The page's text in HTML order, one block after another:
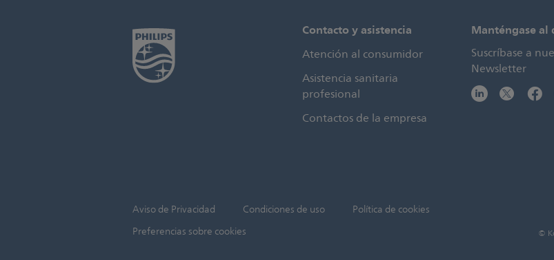
Contacto y asistencia
Atención al consumidor
Asistencia sanitaria
profesional
Contactos de la empresa
Manténgase al
Suscríbase a
Newsletter
Aviso de Privacidad Condiciones de uso
Política de cookies
Preferencias sobre cookies
©